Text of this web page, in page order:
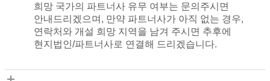
희망 국가의 파트너사 유무 여부는 문의주시면
안내드리겠으며, 만약 파트너사가 아직 없는 경우,
연락처와 개설 희망 지역을 남겨 주시면 추후에
현지법인/파트너사로 연결해 드리겠습니다.